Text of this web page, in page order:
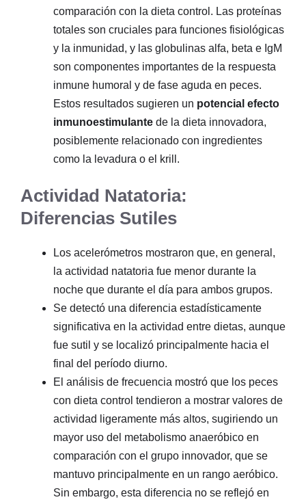
comparación con la dieta control. Las proteínas
totales son cruciales para funciones fisiológicas
y la inmunidad, y las globulinas alfa, beta e IgM
son componentes importantes de la respuesta
inmune humoral y de fase aguda en peces.
Estos resultados sugieren un potencial efecto
inmunoestimulante de la dieta innovadora,
posiblemente relacionado con ingredientes
como la levadura o el krill.
Actividad Natatoria:
Diferencias Sutiles
Los acelerómetros mostraron que, en general,
la actividad natatoria fue menor durante la
noche que durante el día para ambos grupos.
Se detectó una diferencia estadísticamente
significativa en la actividad entre dietas, aunque
fue sutil y se localizó principalmente hacia el
final del período diurno.
El análisis de frecuencia mostró que los peces
con dieta control tendieron a mostrar valores de
actividad ligeramente más altos, sugiriendo un
mayor uso del metabolismo anaeróbico en
comparación con el grupo innovador, que se
mantuvo principalmente en un rango aeróbico.
Sin embargo, esta diferencia no se reflejó en